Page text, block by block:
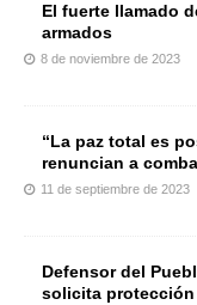
El fuerte llamado
armados
8 de noviembre de 2023
“La paz total es
renuncian a
11 de septiembre de 2023
Defensor del
solicita protección